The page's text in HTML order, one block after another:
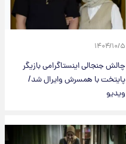
۱۴۰۴/۱۰/۵
چالش جنجالی اینستاگرامی بازیگر
پایتخت با همسرش وایرال شد/
ویدیو